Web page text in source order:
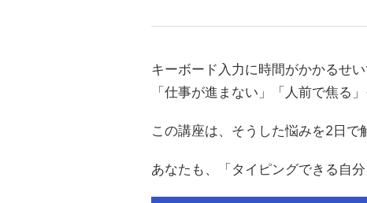
キーボード入力に時間がかかるせ
「仕事が進まない」「人前で焦る
この講座は、そうした悩みを2日で
あなたも、「タイピングできる自